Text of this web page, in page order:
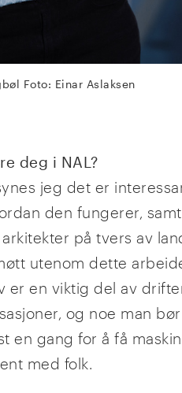
Foto: Einar Aslaksen
deg i NAL?
jeg det er
den fungerer,
på tvers av
utenom dette
er en viktig del av
og noe man
en gang for å få
med folk.